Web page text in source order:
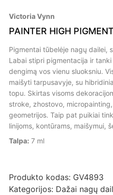
Victoria Vynn
PAINTER HIGH PIGMENT
Pigmentai tūbelėje nagų dailei,
Labai stipri pigmentacija ir
dengimą vos vienu sluoksniu.
maišyti tarpusavyje, su
topu. Skirtas visoms
stroke, zhostovo,
geometrijos. Taip pat puikiai
linijoms, kontūrams, maišymui,
Talpa: 7 ml
Produkto kodas: GV4893
Kategorijos: Dažai nagų